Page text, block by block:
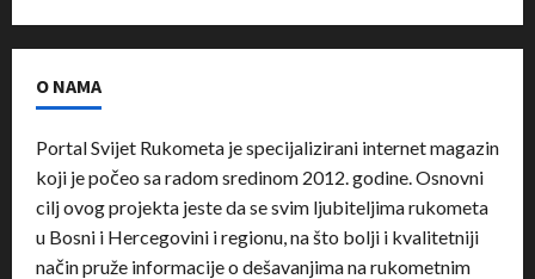
O NAMA
Portal Svijet Rukometa je specijalizirani internet magazin
koji je počeo sa radom sredinom 2012. godine. Osnovni
cilj ovog projekta jeste da se svim ljubiteljima rukometa
u Bosni i Hercegovini i regionu, na što bolji i kvalitetniji
način pruže informacije o dešavanjima na rukometnim